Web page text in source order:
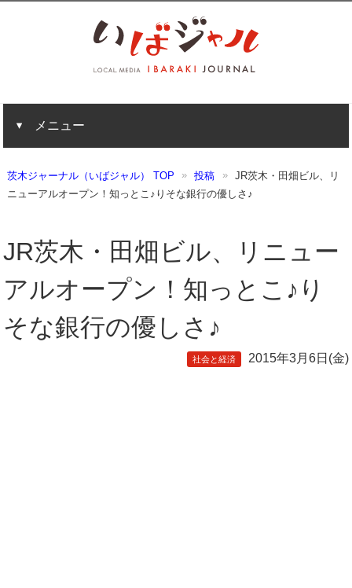
メニュー
茨木ジャーナル（いばジャル） TOP 投稿
JR茨木・田畑ビル、リ
ニューアルオープン！知っとこ♪りそな銀行の優しさ♪
JR茨木・田畑ビル、リニュー
アルオープン！知っとこ♪り
そな銀行の優しさ♪
社会と経済 2015年3月6日(金)